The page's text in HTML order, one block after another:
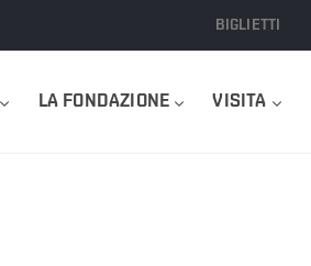
BIGLIETTI
LA FONDAZIONE VISITA